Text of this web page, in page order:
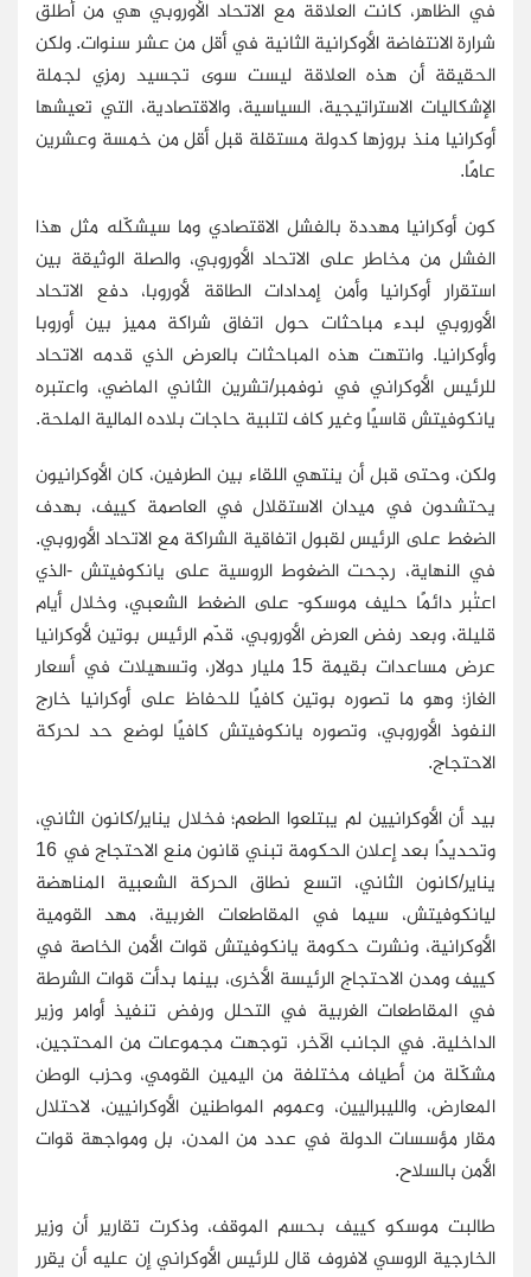
في الظاهر، كانت العلاقة مع الاتحاد الأوروبي هي من أطلق
شرارة الانتفاضة الأوكرانية الثانية في أقل من عشر سنوات. ولكن
الحقيقة أن هذه العلاقة ليست سوى تجسيد رمزي لجملة
الإشكاليات الاستراتيجية، السياسية، والاقتصادية، التي تعيشها
أوكرانيا منذ بروزها كدولة مستقلة قبل أقل من خمسة وعشرين
عامًا.
كون أوكرانيا مهددة بالفشل الاقتصادي وما سيشكّله مثل هذا
الفشل من مخاطر على الاتحاد الأوروبي، والصلة الوثيقة بين
استقرار أوكرانيا وأمن إمدادات الطاقة لأوروبا، دفع الاتحاد
الأوروبي لبدء مباحثات حول اتفاق شراكة مميز بين أوروبا
وأوكرانيا. وانتهت هذه المباحثات بالعرض الذي قدمه الاتحاد
للرئيس الأوكراني في نوفمبر/تشرين الثاني الماضي، واعتبره
يانكوفيتش قاسيًا وغير كاف لتلبية حاجات بلاده المالية الملحة.
ولكن، وحتى قبل أن ينتهي اللقاء بين الطرفين، كان الأوكرانيون
يحتشدون في ميدان الاستقلال في العاصمة كييف، بهدف
الضغط على الرئيس لقبول اتفاقية الشراكة مع الاتحاد الأوروبي.
في النهاية، رجحت الضغوط الروسية على يانكوفيتش -الذي
اعتُبر دائمًا حليف موسكو- على الضغط الشعبي، وخلال أيام
قليلة، وبعد رفض العرض الأوروبي، قدّم الرئيس بوتين لأوكرانيا
عرض مساعدات بقيمة 15 مليار دولار، وتسهيلات في أسعار
الغاز؛ وهو ما تصوره بوتين كافيًا للحفاظ على أوكرانيا خارج
النفوذ الأوروبي، وتصوره يانكوفيتش كافيًا لوضع حد لحركة
الاحتجاج.
بيد أن الأوكرانيين لم يبتلعوا الطعم؛ فخلال يناير/كانون الثاني،
وتحديدًا بعد إعلان الحكومة تبني قانون منع الاحتجاج في 16
يناير/كانون الثاني، اتسع نطاق الحركة الشعبية المناهضة
ليانكوفيتش، سيما في المقاطعات الغربية، مهد القومية
الأوكرانية، ونشرت حكومة يانكوفيتش قوات الأمن الخاصة في
كييف ومدن الاحتجاج الرئيسة الأخرى، بينما بدأت قوات الشرطة
في المقاطعات الغربية في التحلل ورفض تنفيذ أوامر وزير
الداخلية. في الجانب الآخر، توجهت مجموعات من المحتجين،
مشكّلة من أطياف مختلفة من اليمين القومي، وحزب الوطن
المعارض، والليبراليين، وعموم المواطنين الأوكرانيين، لاحتلال
مقار مؤسسات الدولة في عدد من المدن، بل ومواجهة قوات
الأمن بالسلاح.
طالبت موسكو كييف بحسم الموقف، وذكرت تقارير أن وزير
الخارجية الروسي لافروف قال للرئيس الأوكراني إن عليه أن يقرر